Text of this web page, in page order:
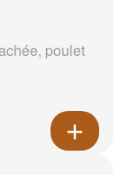
poulet